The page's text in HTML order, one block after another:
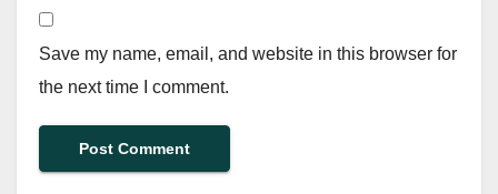
Save my name, email, and website in this browser for
the next time I comment.